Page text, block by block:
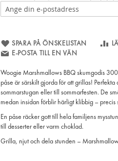
SPARA PÅ ÖNSKELISTAN
E-POSTA TILL EN VÄN
Woogie Marshmallows BBQ skumgodis
påse är särskilt gjorda för att grillas!
sommarstugan eller till sommarfesten. De
medan insidan förblir härligt klibbig –
En påse räcker gott till hela familjens
till desserter eller varm choklad.
Grilla, njut och dela stunden –